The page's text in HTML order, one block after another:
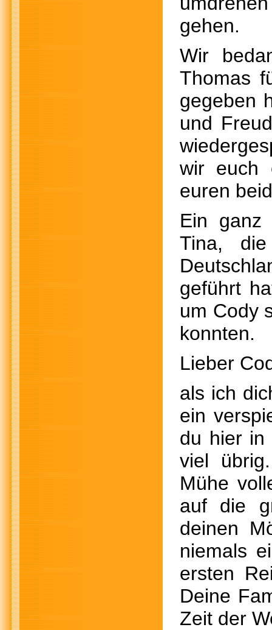
gehen.
Wir
Thomas
gegeben
und
wir euch
euren
Ein ganz
Tina,
geführt
um Cody
konnten.
Lieber
als ich
ein
du hier in
viel
Mühe
auf die
deinen
niemals
ersten
Deine
Zeit der